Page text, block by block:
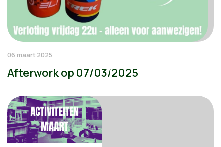
06 maart 2025
Afterwork op 07/03/2025